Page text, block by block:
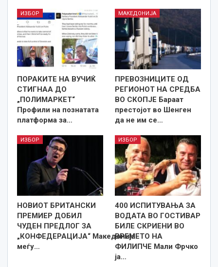
ИЗБОР
ПОРАКИТЕ НА ВУЧИЌ
СТИГНАА ДО
„ПОЛИМАРКЕТ“
Профили на познатата
платформа за…
МАКЕДОНИЈА
ПРЕВОЗНИЦИТЕ ОД
РЕГИОНОТ НА СРЕДБА
ВО СКОПЈЕ Бараат
престојот во Шенген
да не им се…
ИЗБОР
НОВИОТ БРИТАНСКИ
ПРЕМИЕР ДОБИЛ
ЧУДЕН ПРЕДЛОГ ЗА
„КОНФЕДЕРАЦИЈА“ Македонија
меѓу…
ИЗБОР
400 ИСПИТУВАЊА ЗА
ВОДАТА ВО ГОСТИВАР
БИЛЕ СКРИЕНИ ВО
ВРЕМЕТО НА
ФИЛИПЧЕ Мали Фрчко
ја…